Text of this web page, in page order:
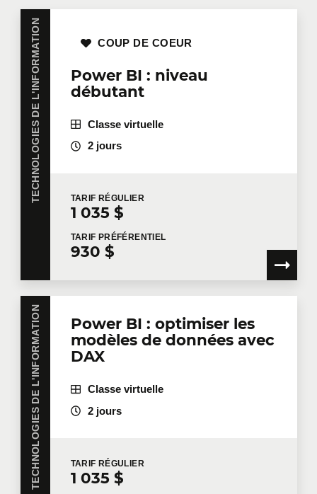
TECHNOLOGIES DE L'INFORMATION
Power BI : niveau
débutant
COUP DE COEUR
Classe virtuelle
2 jours
TARIF RÉGULIER
1 035 $
TARIF PRÉFÉRENTIEL
930 $
TECHNOLOGIES DE L'INFORMATION
Power BI : optimiser les
modèles de données avec
DAX
Classe virtuelle
2 jours
TARIF RÉGULIER
1 035 $